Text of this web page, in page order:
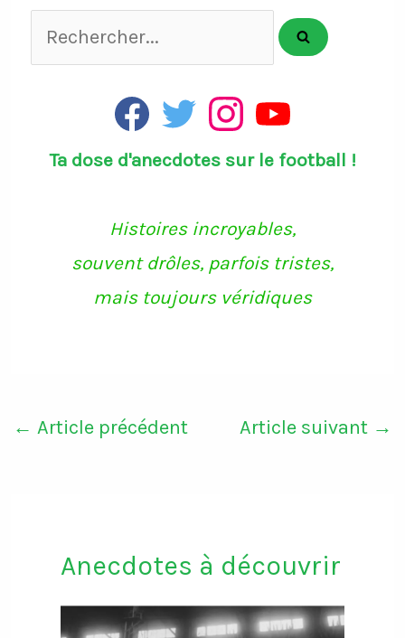
Rechercher...
F
a
e
w
t
I
n
t
m
Y
T
Ta dose d'anecdotes sur le football !
Histoires incroyables,
souvent drôles, parfois tristes,
mais toujours véridiques
← Article précédent Article suivant →
Anecdotes à découvrir